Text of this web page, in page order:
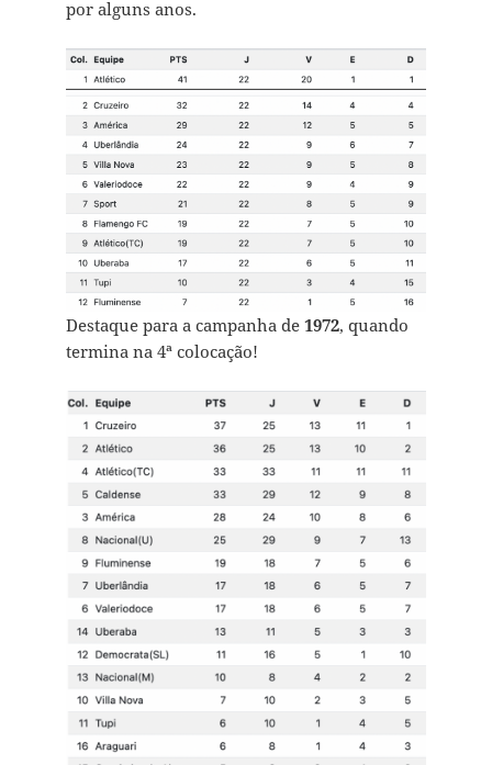
por alguns anos.
Destaque para a campanha de 1972, quando
termina na 4ª colocação!